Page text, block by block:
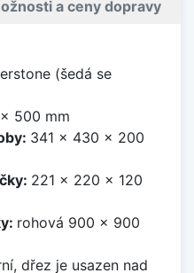
a ceny dopravy
(šedá se
500 mm
341 x 430 x 200
221 x 220 x 120
rohová 900 x 900
dřez je usazen nad